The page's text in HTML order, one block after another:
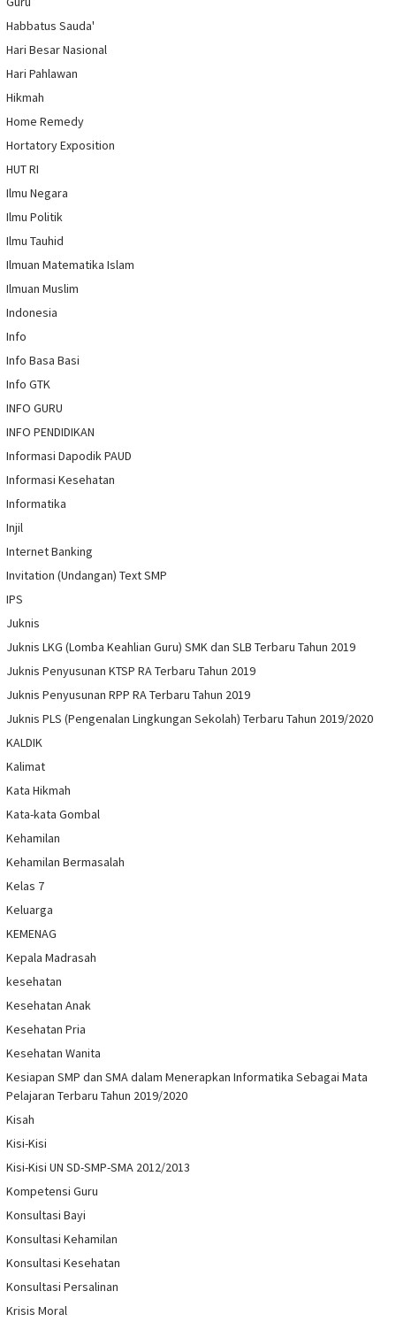
Habbatus Sauda'
Hari Besar Nasional
Hari Pahlawan
Hikmah
Home Remedy
Hortatory Exposition
HUT RI
Ilmu Negara
Ilmu Politik
Ilmu Tauhid
Ilmuan Matematika Islam
Ilmuan Muslim
Indonesia
Info
Info Basa Basi
Info GTK
INFO GURU
INFO PENDIDIKAN
Informasi Dapodik PAUD
Informasi Kesehatan
Informatika
Injil
Internet Banking
Invitation (Undangan) Text SMP
IPS
Juknis
Juknis LKG (Lomba Keahlian Guru) SMK dan SLB Terbaru Tahun 2019
Juknis Penyusunan KTSP RA Terbaru Tahun 2019
Juknis Penyusunan RPP RA Terbaru Tahun 2019
Juknis PLS (Pengenalan Lingkungan Sekolah) Terbaru Tahun 2019/2020
KALDIK
Kalimat
Kata Hikmah
Kata-kata Gombal
Kehamilan
Kehamilan Bermasalah
Kelas 7
Keluarga
KEMENAG
Kepala Madrasah
kesehatan
Kesehatan Anak
Kesehatan Pria
Kesehatan Wanita
Kesiapan SMP dan SMA dalam Menerapkan Informatika Sebagai Mata
Pelajaran Terbaru Tahun 2019/2020
Kisah
Kisi-Kisi
Kisi-Kisi UN SD-SMP-SMA 2012/2013
Kompetensi Guru
Konsultasi Bayi
Konsultasi Kehamilan
Konsultasi Kesehatan
Konsultasi Persalinan
Krisis Moral